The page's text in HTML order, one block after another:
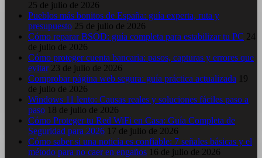
25 de julio de 2026
Pueblos más bonitos de España: guía experta, ruta y
presupuesto 25 de julio de 2026
Cómo reparar BSOD: guía completa para estabilizar tu PC 24
de julio de 2026
Cómo proteger cuenta bancaria: pasos, capturas y errores que
evitar 23 de julio de 2026
Comprobar página web segura: guía práctica actualizada 19
de julio de 2026
Windows 11 lento: Causas reales y soluciones fáciles paso a
paso 18 de julio de 2026
Cómo Proteger tu Red WiFi en Casa: Guía Completa de
Seguridad para 2026 17 de julio de 2026
Cómo saber si una noticia es confiable: 7 señales básicas y el
método para no caer en engaños 16 de julio de 2026